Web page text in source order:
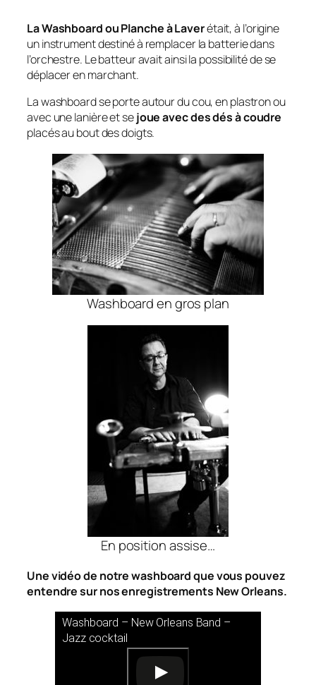
La Washboard ou Planche à Laverétait, à l’origine
un instrument destiné à remplacer la batterie dans
l’orchestre. Le batteur avait ainsi la possibilité de se
déplacer en marchant.
La washboard se porte autour du cou, en plastron ou
avec une lanière et sejoue avec des dés à coudre
placés au bout des doigts.
Washboard en gros plan
En position assise…
Une vidéo de notre washboard que vous pouvez
entendre sur nos enregistrements New Orleans.
Washboard – New Orleans Band –
Jazz cocktail